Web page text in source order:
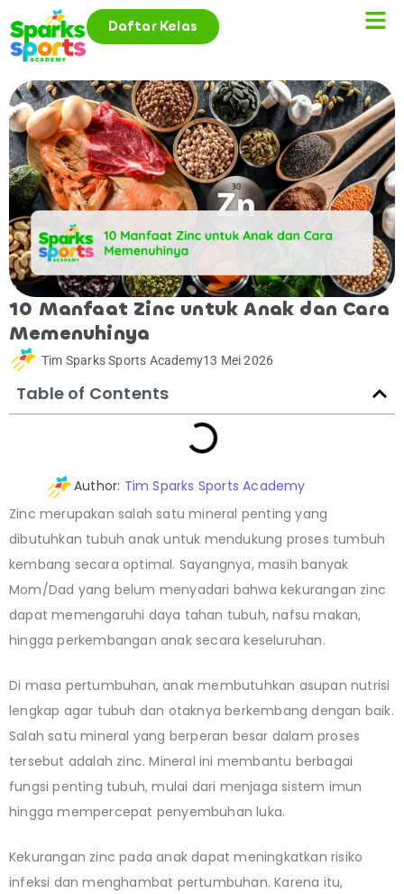
Daftar Kelas
10 Manfaat Zinc untuk Anak dan Cara
Memenuhinya
Tim Sparks Sports Academy13 Mei 2026
Table of Contents
Author: Tim Sparks Sports Academy
Zinc merupakan salah satu mineral penting yang
dibutuhkan tubuh anak untuk mendukung proses tumbuh
kembang secara optimal. Sayangnya, masih banyak
Mom/Dad yang belum menyadari bahwa kekurangan zinc
dapat memengaruhi daya tahan tubuh, nafsu makan,
hingga perkembangan anak secara keseluruhan.
Di masa pertumbuhan, anak membutuhkan asupan nutrisi
lengkap agar tubuh dan otaknya berkembang dengan baik.
Salah satu mineral yang berperan besar dalam proses
tersebut adalah zinc. Mineral ini membantu berbagai
fungsi penting tubuh, mulai dari menjaga sistem imun
hingga mempercepat penyembuhan luka.
Kekurangan zinc pada anak dapat meningkatkan risiko
infeksi dan menghambat pertumbuhan. Karena itu,